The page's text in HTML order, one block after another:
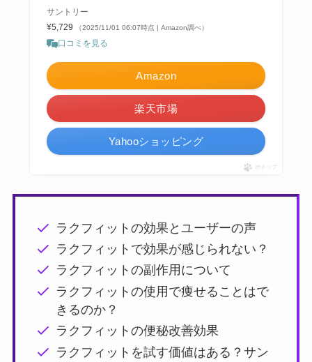
サントリー
¥5,729
（2025/11/01 06:07時点 | Amazon調べ）
口コミを見る
Amazon
楽天市場
Yahooショッピング
ポチップ
ラクフィットの効果とユーザーの声
ラクフィットで効果が感じられない？
ラクフィットの副作用について
ラクフィットの使用で痩せることはで
きるのか？
ラクフィットの便秘改善効果
ラクフィットを試す価値はある？サン